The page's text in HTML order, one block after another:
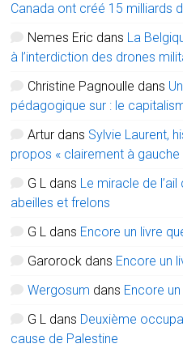
Canada ont créé 15 milliards
Nemes Eric dans La
à l’interdiction des drones
Christine Pagnoulle dans
pédagogique sur : le
Artur dans Sylvie Laurent,
propos « clairement à gauche
G L dans Le miracle de
abeilles et frelons
G L dans Encore un livre
Garorock dans Encore un
Wergosum dans Encore
G L dans Deuxième
cause de Palestine